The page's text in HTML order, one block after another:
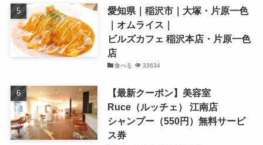
愛知県｜稲沢市｜大塚・片原一色
｜オムライス｜
ビルズカフェ 稲沢本店・片原一色
店
食べる 33634
【最新クーポン】美容室
Ruce（ルッチェ） 江南店
シャンプー（550円）無料サービ
ス券